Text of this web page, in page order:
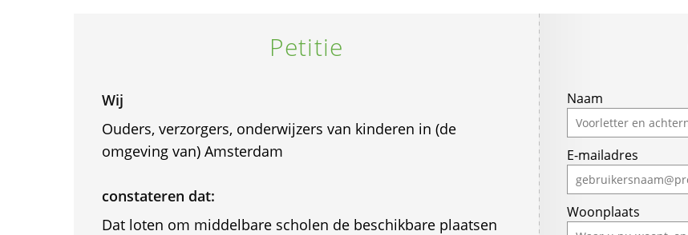
Petitie
Wij
Ouders, verzorgers, onderwijzers van kinderen in (de
omgeving van) Amsterdam
constateren dat:
Dat loten om middelbare scholen de beschikbare plaatsen
Naam
E-mailadres
Woonplaats